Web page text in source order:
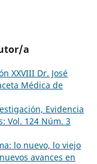
a
XXVIII Dr. José
Médica de
Evidencia
Vol. 124 Núm. 3
lo nuevo, lo viejo
avances en